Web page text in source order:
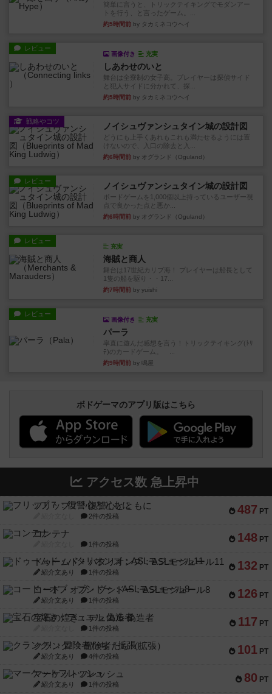
簡単に言うと、トリックテイキングでモダンアー
トを行う、と言ったゲーム。...
約5時間前 by タカミネコウヘイ
レビュー
画像付き 充実
しあわせのいと
舞台は全寮制の女子高。プレイヤーは探偵サイド
と犯人サイドに分かれて、探...
約5時間前 by タカミネコウヘイ
戦略やコツ ノイシュヴァンシュタイン城の設計図
どうにも上手くあれもこれも満たせるようには置
けないので、入口の除去と入...
約6時間前 by オグランド（Oguland）
レビュー ノイシュヴァンシュタイン城の設計図
ボードゲームを1,000個以上持っているユーザー視
点で良かった点と悪か...
約6時間前 by オグランド（Oguland）
レビュー
充実
海賊と商人
舞台は17世紀カリブ海！ プレイヤーは船長として
1隻の船を駆り・・17...
約7時間前 by yuishi
レビュー
画像付き 充実
パーラ
率直に遊んだ感想を言う！トリックテイキング(ﾄﾘ
ﾃ)のカードゲーム。 ...
約9時間前 by 鳴屋
ボドゲーマのアプリ版はこちら
アクセス数 急上昇中
487 PT
フリップ７：復讐心とともに
2件の投稿
148 PT
コンテナ
1件の投稿
132 PT
ドゥームド・バタリオンズ：ASLモジュール11
紹介文あり 1件の投稿
126 PT
コード・オブ・ブシドー：ASLモジュール8
紹介文あり 1件の投稿
117 PT
宝石の煌き：デュエル 偽造者
1件の投稿
101 PT
クランク! ：冒険者たち（拡張）
紹介文あり 4件の投稿
80 PT
マーケットフレッシュ
紹介文あり 1件の投稿